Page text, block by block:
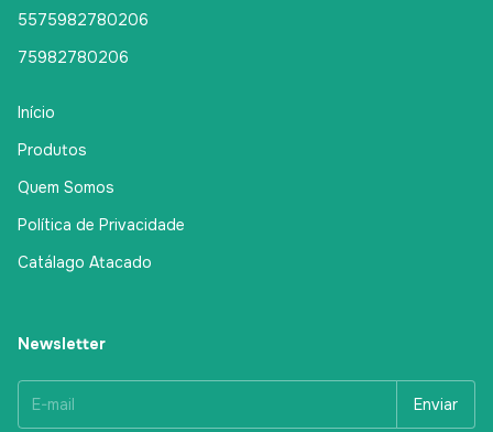
5575982780206
75982780206
Início
Produtos
Quem Somos
Política de Privacidade
Catálago Atacado
Newsletter